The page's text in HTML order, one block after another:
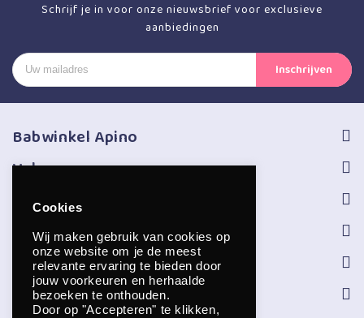
Schrijf je in voor onze nieuwsbrief voor exclusieve
aanbiedingen
Babwinkel Apino
Volg ons
Informatie
Service
Openingstijden
Contact
Cookies
Wij maken gebruik van cookies op
onze website om je de meest
relevante ervaring te bieden door
jouw voorkeuren en herhaalde
bezoeken te onthouden.
Door op "Accepteren" te klikken,